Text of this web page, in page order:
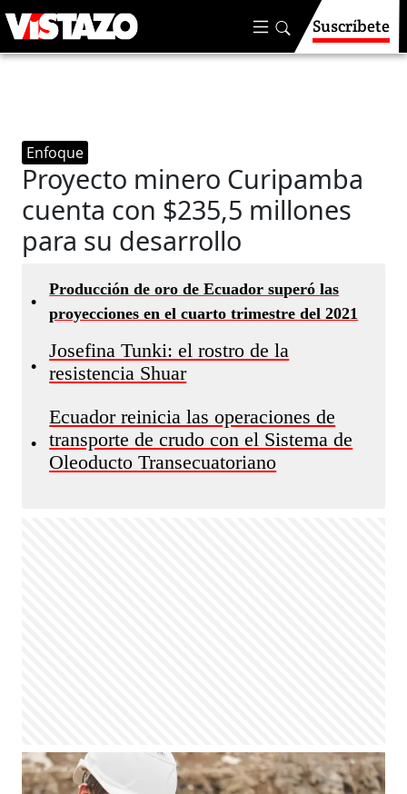
Suscríbete
Enfoque
Proyecto minero Curipamba
cuenta con $235,5 millones
para su desarrollo
•
Producción de oro de Ecuador superó las
proyecciones en el cuarto trimestre del 2021
•
Josefina Tunki: el rostro de la
resistencia Shuar
•
Ecuador reinicia las operaciones de
transporte de crudo con el Sistema de
Oleoducto Transecuatoriano